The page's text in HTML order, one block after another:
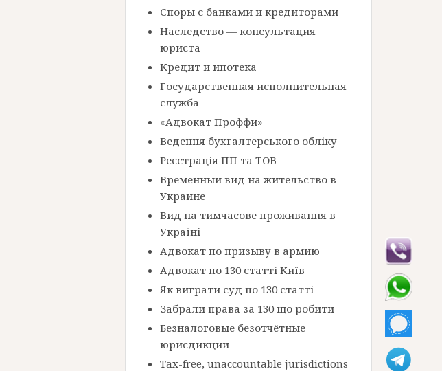
Споры с банками и кредиторами
Наследство — консультация
юриста
Кредит и ипотека
Государственная исполнительная
служба
«Адвокат Проффи»
Ведення бухгалтерського обліку
Реєстрація ПП та ТОВ
Временный вид на жительство в
Украине
Вид на тимчасове проживання в
Україні
Адвокат по призыву в армию
Адвокат по 130 статті Київ
Як виграти суд по 130 статті
Забрали права за 130 що робити
Безналоговые безотчётные
юрисдикции
Tax-free, unaccountable jurisdictions